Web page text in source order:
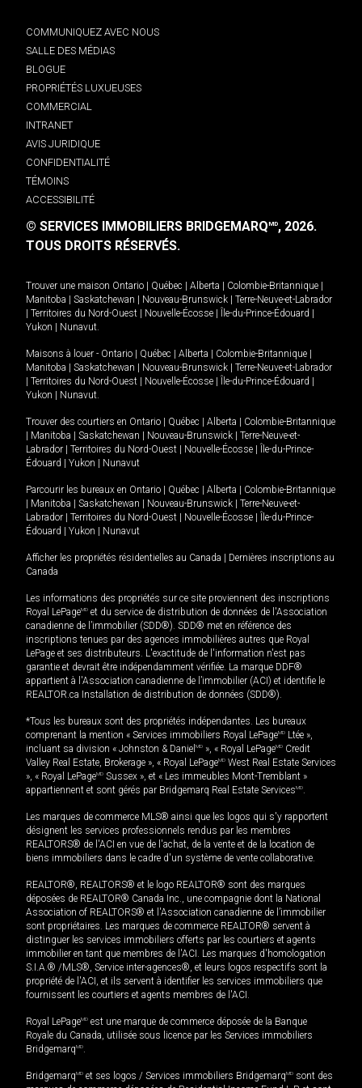
COMMUNIQUEZ AVEC NOUS
SALLE DES MÉDIAS
BLOGUE
PROPRIÉTÉS LUXUEUSES
COMMERCIAL
INTRANET
AVIS JURIDIQUE
CONFIDENTIALITÉ
TÉMOINS
ACCESSIBILITÉ
© SERVICES IMMOBILIERS BRIDGEMARQMD, 2026.
TOUS DROITS RÉSERVÉS.
Trouver une maison Ontario Québec Alberta Colombie-Britannique
Manitoba
Saskatchewan Nouveau-Brunswick
Terre-Neuve-et-Labrador
Territoires du Nord-Ouest Nouvelle-Écosse Île-du-Prince-Édouard
Yukon
Nunavut.
Maisons à louer - Ontario Québec Alberta Colombie-Britannique
Manitoba
Saskatchewan Nouveau-Brunswick
Terre-Neuve-et-Labrador
Territoires du Nord-Ouest Nouvelle-Écosse Île-du-Prince-Édouard
Yukon
Nunavut.
Trouver des courtiers en Ontario Québec Alberta
Colombie-Britannique
Manitoba Saskatchewan Nouveau-Brunswick
Terre-Neuve-et-
Labrador
Territoires du Nord-Ouest Nouvelle-Écosse
Île-du-Prince-
Édouard
Yukon Nunavut
Parcourir les bureaux en Ontario Québec Alberta
Colombie-Britannique
Manitoba Saskatchewan Nouveau-Brunswick
Terre-Neuve-et-
Labrador
Territoires du Nord-Ouest Nouvelle-Écosse
Île-du-Prince-
Édouard
Yukon Nunavut
Afficher les propriétés résidentielles au Canada
Dernières inscriptions au
Canada
Les informations des propriétés sur ce site proviennent des inscriptions
Royal LePageMD et du service de distribution de données de l'Association
canadienne de l’immobilier (SDD®). SDD® met en référence des
inscriptions tenues par des agences immobilières autres que Royal
LePage et ses distributeurs. L'exactitude de l'information n'est pas
garantie et devrait être indépendamment vérifiée. La marque DDF®
appartient à l'Association canadienne de l’immobilier (ACI) et identifie le
REALTOR.ca Installation de distribution de données (SDD®).
*Tous les bureaux sont des propriétés indépendantes. Les bureaux
comprenant la mention « Services immobiliers Royal LePageMD Ltée »,
incluant sa division « Johnston & Daniel MD », « Royal LePageMD Credit
Valley Real Estate, Brokerage », « Royal LePageMD West Real Estate Services
», « Royal LePageMD Sussex », et « Les immeubles Mont-Tremblant »
appartiennent et sont gérés par Bridgemarq Real Estate ServicesMD.
Les marques de commerce MLS® ainsi que les logos qui s'y rapportent
désignent les services professionnels rendus par les membres
REALTORS® de l'ACI en vue de l'achat, de la vente et de la location de
biens immobiliers dans le cadre d'un système de vente collaborative.
REALTOR®, REALTORS® et le logo REALTOR® sont des marques
déposées de REALTOR® Canada Inc., une compagnie dont la National
Association of REALTORS® et l'Association canadienne de l’immobilier
sont propriétaires. Les marques de commerce REALTOR® servent à
distinguer les services immobiliers offerts par les courtiers et agents
immobilier en tant que membres de l'ACI. Les marques d'homologation
S.I.A.® /MLS®, Service inter-agences®, et leurs logos respectifs sont la
propriété de l'ACI, et ils servent à identifier les services immobiliers que
fournissent les courtiers et agents membres de l'ACI.
Royal LePageMD est une marque de commerce déposée de la Banque
Royale du Canada, utilisée sous licence par les Services immobiliers
BridgemarqMD.
BridgemarqMD et ses logos / Services immobiliers BridgemarqMD sont des